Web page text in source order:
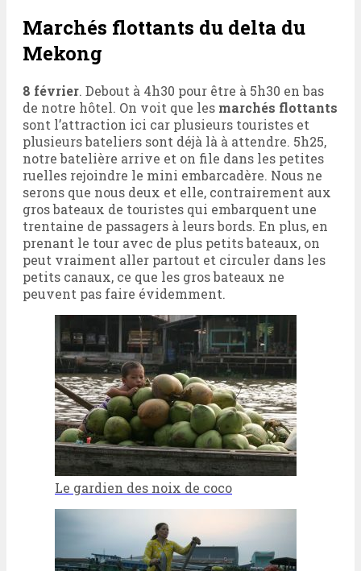
Marchés flottants du delta du
Mekong
8 février. Debout à 4h30 pour être à 5h30 en bas
de notre hôtel. On voit que les marchés flottants
sont l’attraction ici car plusieurs touristes et
plusieurs bateliers sont déjà là à attendre. 5h25,
notre batelière arrive et on file dans les petites
ruelles rejoindre le mini embarcadère. Nous ne
serons que nous deux et elle, contrairement aux
gros bateaux de touristes qui embarquent une
trentaine de passagers à leurs bords. En plus, en
prenant le tour avec de plus petits bateaux, on
peut vraiment aller partout et circuler dans les
petits canaux, ce que les gros bateaux ne
peuvent pas faire évidemment.
Le gardien des noix de coco